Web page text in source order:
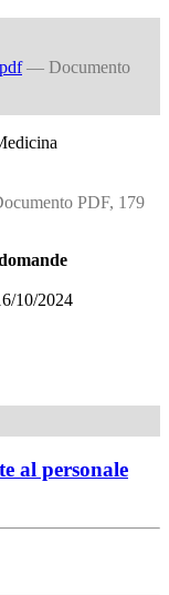
— Documento
PDF, 179
10/2024
al personale